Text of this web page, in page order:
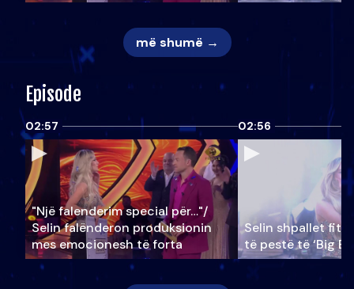
më shumë →
Episode
02:57
"Një falenderim special për…"/
Selin falënderon produksionin
mes emocionesh të forta
02:56
Selin shpallet
të pestë të ‘Big